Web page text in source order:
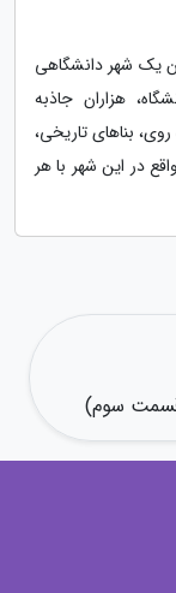
یک شهر دانشگاهی
هزاران جاذبه
بناهای تاریخی،
در این شهر با هر
سوم)